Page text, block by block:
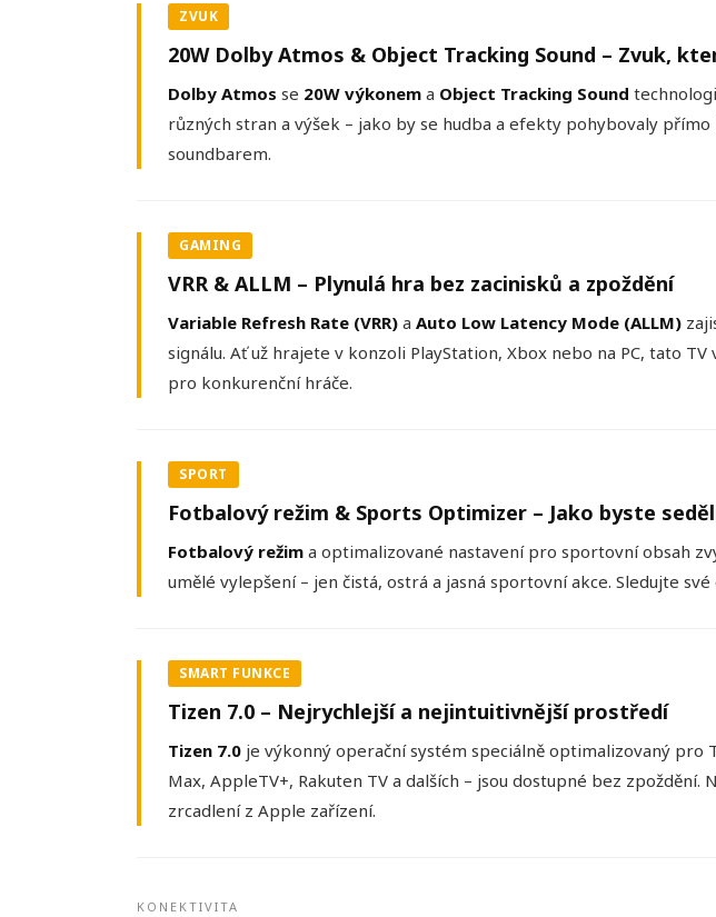
ZVUK
20W Dolby Atmos & Object Tracking Sound – Zvuk,
Dolby Atmos se 20W výkonem a Object Tracking Sound
různých stran a výšek – jako by se hudba a efekty pohybovaly přímo
soundbarem.
GAMING
VRR & ALLM – Plynulá hra bez zacinisků a zpoždění
Variable Refresh Rate (VRR) a Auto Low Latency Mode (ALLM)
signálu. Ať už hrajete v konzoli PlayStation, Xbox nebo na PC, tato
pro konkurenční hráče.
SPORT
Fotbalový režim & Sports Optimizer – Jako byste
Fotbalový režim a optimalizované nastavení pro sportovní obsah
umělé vylepšení – jen čistá, ostrá a jasná sportovní akce. Sledujte
SMART FUNKCE
Tizen 7.0 – Nejrychlejší a nejintuitivnější prostředí
Tizen 7.0 je výkonný operační systém speciálně optimalizovaný pro
Max, AppleTV+, Rakuten TV a dalších – jsou dostupné bez zpoždění.
zrcadlení z Apple zařízení.
KONEKTIVITA